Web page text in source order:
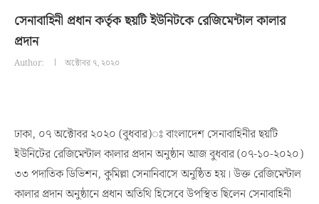
সেনাবাহিনী প্রধান কর্তৃক ছয়টি ইউনিটকে রেজিমেন্টাল কালার
প্রদান
Author: অক্টোবর ৭, ২০২০
ঢাকা, ০৭ অক্টোবর ২০২০ (বুধবার)ঃ বাংলাদেশ সেনাবাহিনীর ছয়টি
ইউনিটের রেজিমেন্টাল কালার প্রদান অনুষ্ঠান আজ বুধবার (০৭-১০-২০২০)
৩৩ পদাতিক ডিভিশন, কুমিল্লা সেনানিবাসে অনুষ্ঠিত হয়। উক্ত রেজিমেন্টাল
কালার প্রদান অনুষ্ঠানে প্রধান অতিথি হিসেবে উপস্থিত ছিলেন সেনাবাহিনী